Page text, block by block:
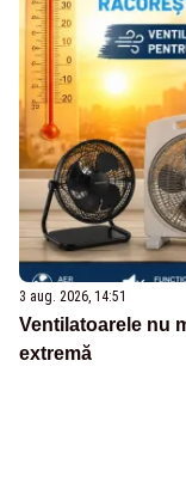
3 aug. 2026, 14:51
Ventilatoarele nu
extremă